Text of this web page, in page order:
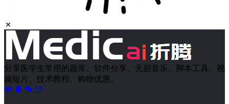
分享医学生常用的题库、软件分享、无损音乐、脚本工具、视
频短片、技术教程、购物优惠。